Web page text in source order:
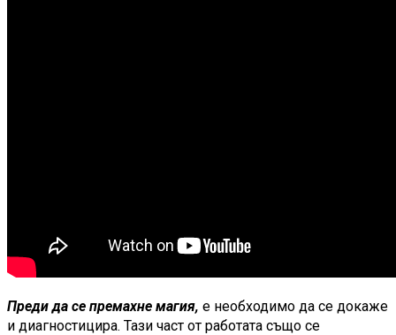
Преди да се премахне магия, е необходимо да се докаже
и диагностицира. Тази част от работата също се